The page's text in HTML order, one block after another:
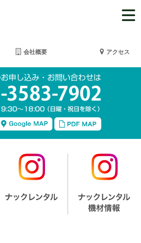
会社概要 アクセス